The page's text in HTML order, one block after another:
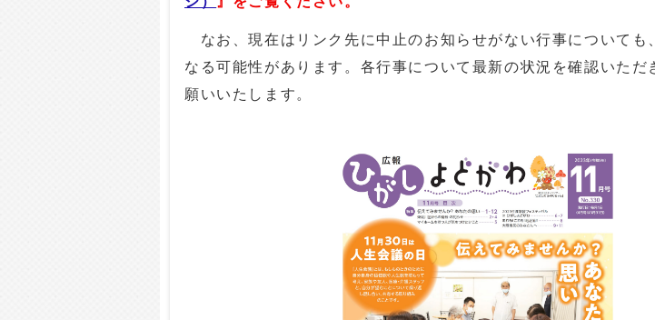
なお、現在はリンク先に中止のお知らせがない行事についても
なる可能性があります。各行事について最新の状況を確認いただ
願いいたします。